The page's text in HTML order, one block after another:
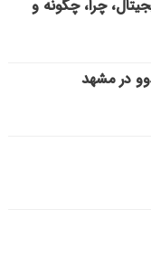
چرا، چگونه و
در مشهد